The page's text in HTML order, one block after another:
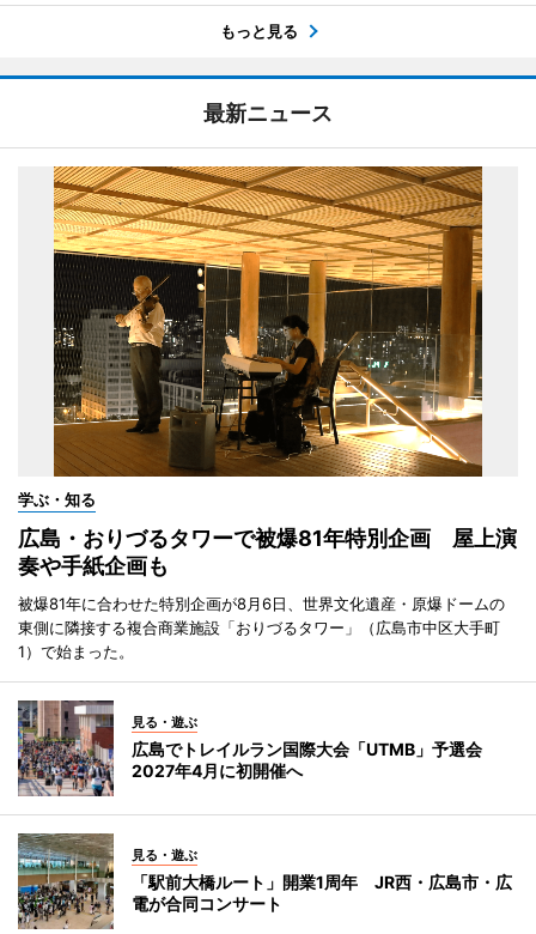
もっと見る
最新ニュース
学ぶ・知る
広島・おりづるタワーで被爆81年特別企画 屋上演
奏や手紙企画も
被爆81年に合わせた特別企画が8月6日、世界文化遺産・原爆ドームの
東側に隣接する複合商業施設「おりづるタワー」（広島市中区大手町
1）で始まった。
見る・遊ぶ
広島でトレイルラン国際大会「UTMB」予選会
2027年4月に初開催へ
見る・遊ぶ
「駅前大橋ルート」開業1周年 JR西・広島市・広
電が合同コンサート